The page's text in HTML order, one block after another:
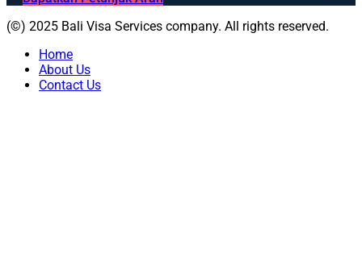
(©) 2025 Bali Visa Services company. All rights reserved.
Home
About Us
Contact Us